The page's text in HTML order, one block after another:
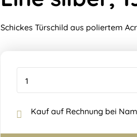
Schickes Türschild aus poliertem
Kauf auf Rechnung bei